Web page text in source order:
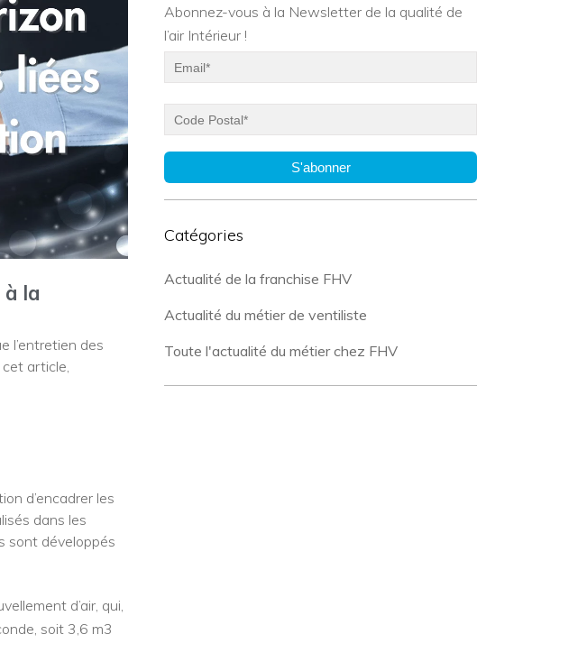
la
l’entretien des
article,
d’encadrer les
dans les
sont développés
d’air, qui,
soit 3,6 m3
Abonnez-vous à la Newsletter de la qualité de
l’air Intérieur !
S'abonner
Catégories
Actualité de la franchise FHV
Actualité du métier de ventiliste
Toute l'actualité du métier chez FHV